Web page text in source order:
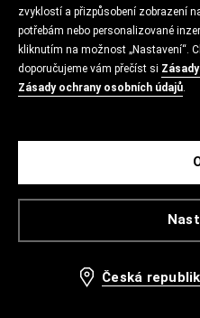
zvyklostí a přizpůsobení zobrazení
potřebám nebo personalizované
kliknutím na možnost „Nastavení“.
doporučujeme vám přečíst si
Zásady ochrany osobních údajů.
Česká